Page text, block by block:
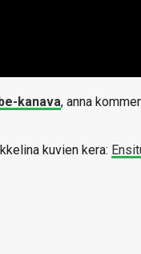
kanava, anna
kuvien kera: